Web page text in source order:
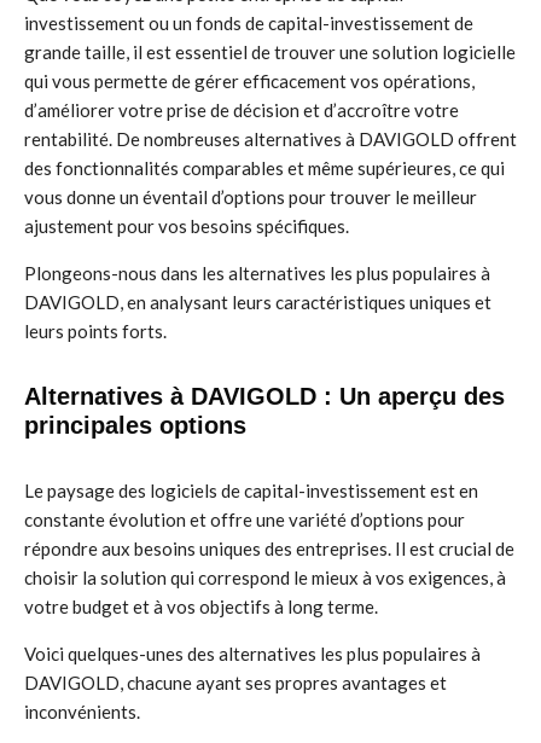
investissement ou un fonds de capital-investissement de
grande taille, il est essentiel de trouver une solution logicielle
qui vous permette de gérer efficacement vos opérations,
d’améliorer votre prise de décision et d’accroître votre
rentabilité. De nombreuses alternatives à DAVIGOLD offrent
des fonctionnalités comparables et même supérieures, ce qui
vous donne un éventail d’options pour trouver le meilleur
ajustement pour vos besoins spécifiques.
Plongeons-nous dans les alternatives les plus populaires à
DAVIGOLD, en analysant leurs caractéristiques uniques et
leurs points forts.
Alternatives à DAVIGOLD : Un aperçu des
principales options
Le paysage des logiciels de capital-investissement est en
constante évolution et offre une variété d’options pour
répondre aux besoins uniques des entreprises. Il est crucial de
choisir la solution qui correspond le mieux à vos exigences, à
votre budget et à vos objectifs à long terme.
Voici quelques-unes des alternatives les plus populaires à
DAVIGOLD, chacune ayant ses propres avantages et
inconvénients.